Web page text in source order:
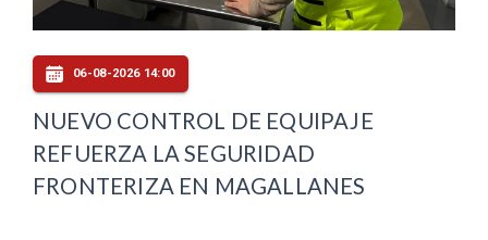
06-08-2026 14:00
NUEVO CONTROL DE EQUIPAJE
REFUERZA LA SEGURIDAD
FRONTERIZA EN MAGALLANES